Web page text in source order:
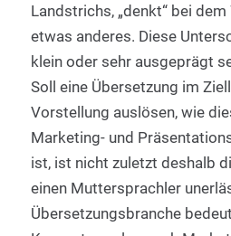
Landstrichs, „denkt“ bei dem
etwas anderes. Diese
klein oder sehr ausgeprägt
Soll eine Übersetzung im
Vorstellung auslösen, wie
Marketing- und
ist, ist nicht zuletzt deshalb
einen Muttersprachler
Übersetzungsbranche